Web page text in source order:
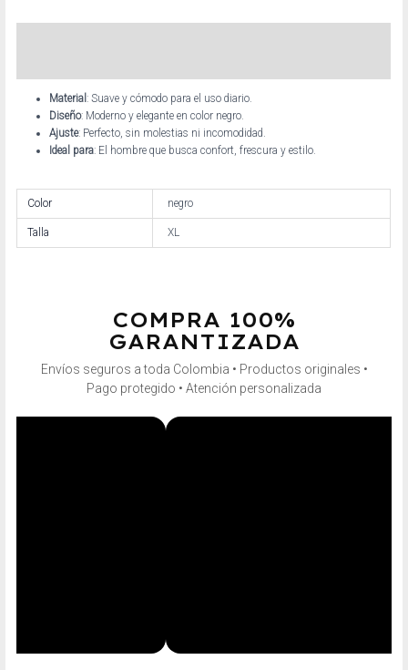
Material : Suave y cómodo para el uso diario.
Diseño: Moderno y elegante en color negro.
Ajuste: Perfecto, sin molestias ni incomodidad.
Ideal para: El hombre que busca confort, frescura y estilo.
Color negro
Talla XL
COMPRA 100%
GARANTIZADA
Envíos seguros a toda Colombia • Productos originales •
Pago protegido • Atención personalizada